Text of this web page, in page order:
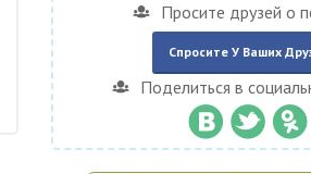
Просите друзей о
Спросите У Ваших
Поделиться в